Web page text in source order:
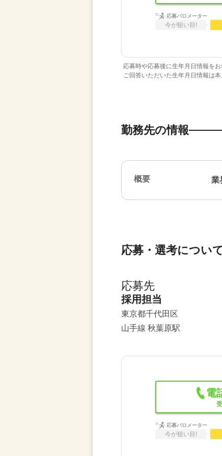
応募バロメーター
今が狙い目!
応募時や応募後に生年月日情報を
ご回答いただいた生年月日情報は
勤務先の情報
概要 業
応募・選考につい
応募先
採用担当
東京都千代田区
山手線 秋葉原駅
電
応募バロメーター
今が狙い目!